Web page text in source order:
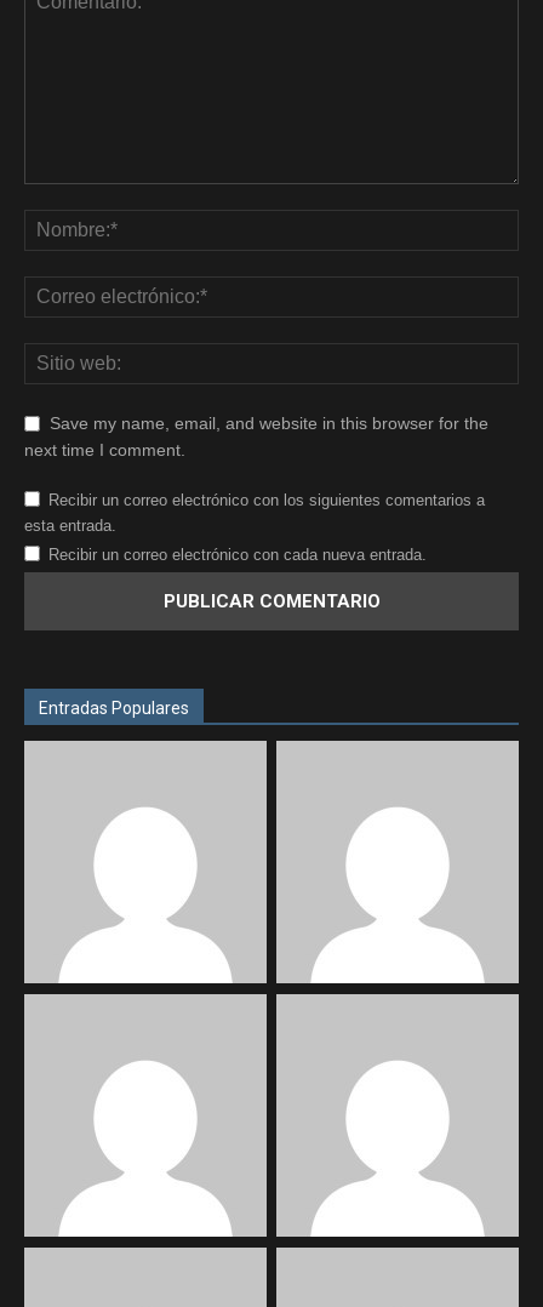
Save my name, email, and website in this browser for the
next time I comment.
Recibir un correo electrónico con los siguientes comentarios a
esta entrada.
Recibir un correo electrónico con cada nueva entrada.
Entradas Populares